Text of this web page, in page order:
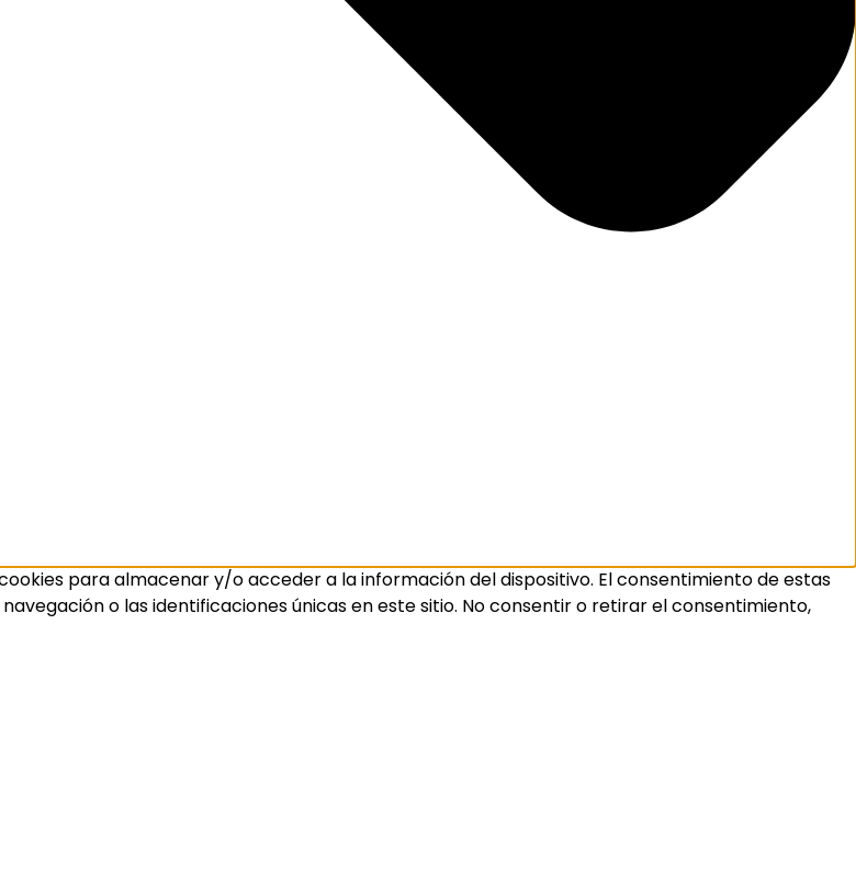
para almacenar y/o acceder a la información del dispositivo. El consentimiento de estas
o las identificaciones únicas en este sitio. No consentir o retirar el consentimiento,